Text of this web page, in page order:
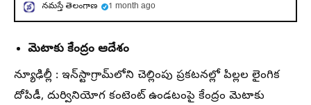
నమస్తే తెలంగాణ 1 month ago
మెటాకు కేంద్రం ఆదేశం
న్యూఢిల్లీ : ఇన్‌స్టాగ్రామ్‌లోని చెల్లింపు ప్రకటనల్లో పిల్లల లైంగిక
దోపిడీ, దుర్వినియోగ కంటెంట్‌ ఉండటంపై కేంద్రం మెటాకు